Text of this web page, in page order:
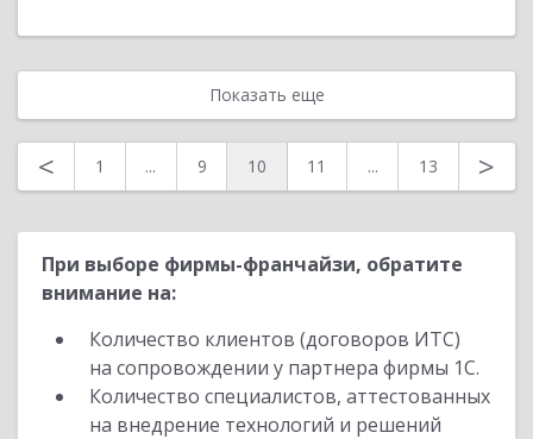
Показать еще
< 1 ... 9 10 11 ... 13 >
При выборе фирмы-франчайзи, обратите
внимание на:
Количество клиентов (договоров ИТС)
на сопровождении у партнера фирмы 1С.
Количество специалистов, аттестованных
на внедрение технологий и решений